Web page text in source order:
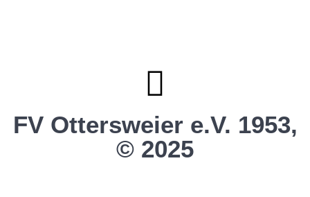
FV Ottersweier e.V. 1953,
© 2025